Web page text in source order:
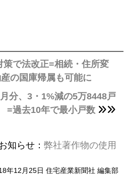
策で法改正=相続・住所変
の国庫帰属も可能に
分、3・1%減の5万8448戸
=過去10年で最小戸数
知らせ： 弊社著作物の使用
年12月25日 住宅産業新聞社 編集部